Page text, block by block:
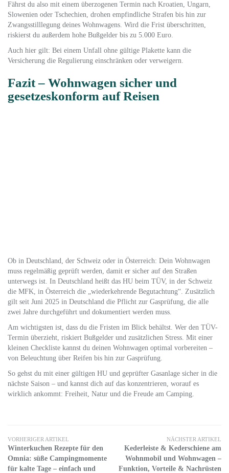
Fährst du also mit einem überzogenen Termin nach Kroatien, Ungarn,
Slowenien oder Tschechien, drohen empfindliche Strafen bis hin zur
Zwangsstilllegung deines Wohnwagens. Wird die Frist überschritten,
riskierst du außerdem hohe Bußgelder bis zu 5.000 Euro.
Auch hier gilt: Bei einem Unfall ohne gültige Plakette kann die
Versicherung die Regulierung einschränken oder verweigern.
Fazit – Wohnwagen sicher und
gesetzeskonform auf Reisen
Ob in Deutschland, der Schweiz oder in Österreich: Dein Wohnwagen
muss regelmäßig geprüft werden, damit er sicher auf den Straßen
unterwegs ist. In Deutschland heißt das HU beim TÜV, in der Schweiz
die MFK, in Österreich die „wiederkehrende Begutachtung“. Zusätzlich
gilt seit Juni 2025 in Deutschland die Pflicht zur Gasprüfung, die alle
zwei Jahre durchgeführt und dokumentiert werden muss.
Am wichtigsten ist, dass du die Fristen im Blick behältst. Wer den TÜV-
Termin überzieht, riskiert Bußgelder und zusätzlichen Stress. Mit einer
kleinen Checkliste kannst du deinen Wohnwagen optimal vorbereiten –
von Beleuchtung über Reifen bis hin zur Gasprüfung.
So gehst du mit einer gültigen HU und geprüfter Gasanlage sicher in die
nächste Saison – und kannst dich auf das konzentrieren, worauf es
wirklich ankommt: Freiheit, Natur und die Freude am Camping.
VORHERIGER ARTIKEL
Winterkuchen Rezepte für den
Omnia: süße Campingmomente
für kalte Tage – einfach und
NÄCHSTER ARTIKEL
Kederleiste & Kederschiene am
Wohnmobil und Wohnwagen –
Funktion, Vorteile & Nachrüsten